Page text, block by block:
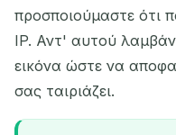
προσποιούμαστε ότι
IP. Αντ' αυτού
εικόνα ώστε να
σας ταιριάζει.